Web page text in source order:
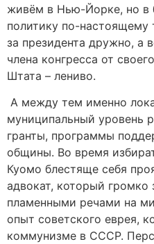
живём в Нью-Йорке, но в
политику по-настоящему
за президента дружно, а
члена конгресса от
Штата – лениво.
А между тем именно
муниципальный уровень
гранты, программы
общины. Во время
Куомо блестяще себя
адвокат, который громко
пламенными речами на
опыт советского еврея,
коммунизме в СССР.